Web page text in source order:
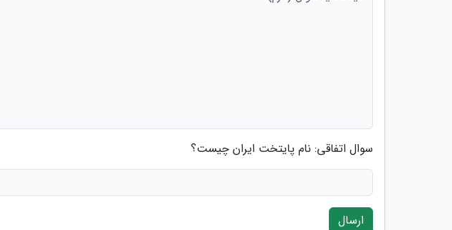
سوال اتفاقی: نام پایتخت ایران چیست؟
ارسال